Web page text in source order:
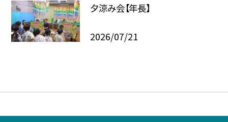
夕涼み会【年長】
2026/07/21